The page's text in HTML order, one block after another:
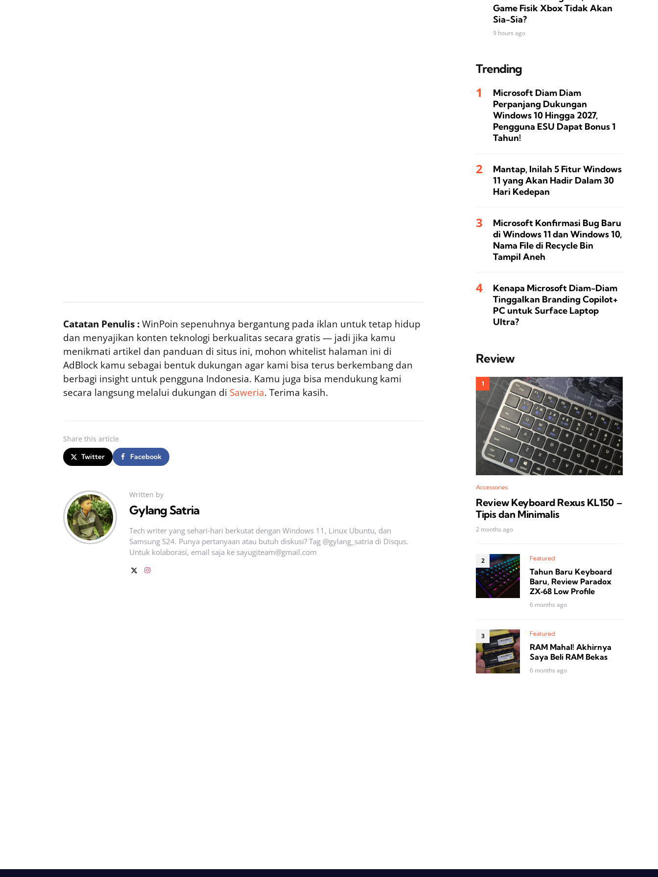
Catatan Penulis :WinPoin sepenuhnya bergantung pada iklan untuk tetap hidup
dan menyajikan konten teknologi berkualitas secara gratis — jadi jika kamu
menikmati artikel dan panduan di situs ini, mohon whitelist halaman ini di
AdBlock kamu sebagai bentuk dukungan agar kami bisa terus berkembang dan
berbagi insight untuk pengguna Indonesia. Kamu juga bisa mendukung kami
secara langsung melalui dukungan di Saweria. Terima kasih.
Share this article
Twitter Facebook
Written by
Gylang Satria
Tech writer yang sehari‑hari berkutat dengan Windows 11, Linux Ubuntu, dan
Samsung S24. Punya pertanyaan atau butuh diskusi? Tag @gylang_satria di Disqus.
Untuk kolaborasi, email saja ke sayugiteam@gmail.com
Game Fisik Xbox Tidak Akan
Sia-Sia?
9 hours ago
Trending
Microsoft Diam Diam
Perpanjang Dukungan
Windows 10 Hingga 2027,
Pengguna ESU Dapat Bonus 1
Tahun!
Mantap, Inilah 5 Fitur Windows
11 yang Akan Hadir Dalam 30
Hari Kedepan
Microsoft Konfirmasi Bug Baru
di Windows 11 dan Windows 10,
Nama File di Recycle Bin
Tampil Aneh
Kenapa Microsoft Diam-Diam
Tinggalkan Branding Copilot+
PC untuk Surface Laptop
Ultra?
Review
Accessories
Review Keyboard Rexus KL150 –
Tipis dan Minimalis
2 months ago
Featured
Tahun Baru Keyboard
Baru, Review Paradox
ZX‑68 Low Profile
6 months ago
Featured
RAM Mahal! Akhirnya
Saya Beli RAM Bekas
6 months ago